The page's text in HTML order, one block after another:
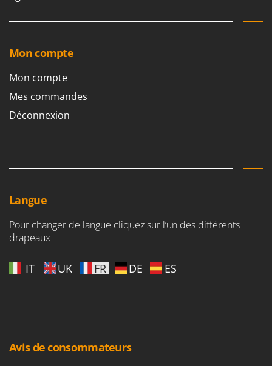
Mon compte
Mon compte
Mes commandes
Déconnexion
Langue
Pour changer de langue cliquez sur l’un des différents
drapeaux
IT UK FR DE ES
Avis de consommateurs